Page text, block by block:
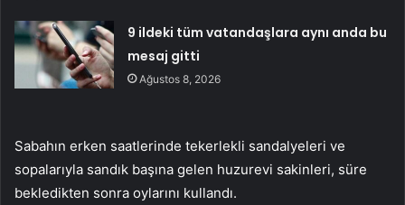
9 ildeki tüm vatandaşlara aynı anda bu
mesaj gitti
Ağustos 8, 2026
Sabahın erken saatlerinde tekerlekli sandalyeleri ve
sopalarıyla sandık başına gelen huzurevi sakinleri, süre
bekledikten sonra oylarını kullandı.